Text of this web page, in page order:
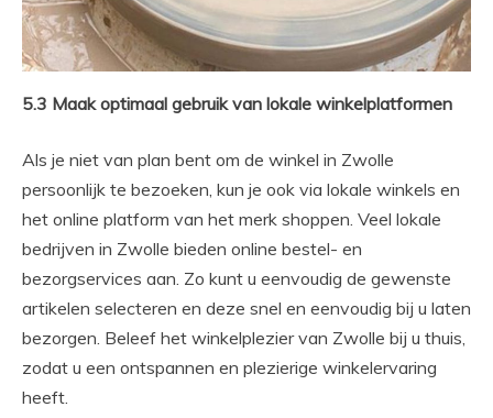
5.3 Maak optimaal gebruik van lokale winkelplatformen
Als je niet van plan bent om de winkel in Zwolle
persoonlijk te bezoeken, kun je ook via lokale winkels en
het online platform van het merk shoppen. Veel lokale
bedrijven in Zwolle bieden online bestel- en
bezorgservices aan. Zo kunt u eenvoudig de gewenste
artikelen selecteren en deze snel en eenvoudig bij u laten
bezorgen. Beleef het winkelplezier van Zwolle bij u thuis,
zodat u een ontspannen en plezierige winkelervaring
heeft.